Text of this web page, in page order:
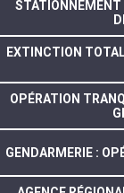
STATIONNEMENT
EXTINCTION
OPÉRATION
GENDARMERIE :